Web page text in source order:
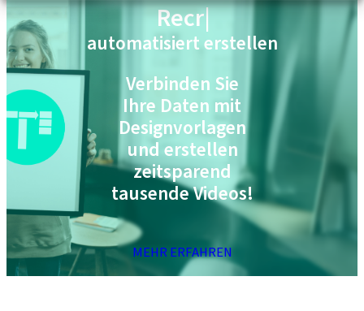
M|
automatisiert erstellen
Verbinden Sie
Ihre Daten mit
Designvorlagen
und erstellen
zeitsparend
tausende Videos!
MEHR ERFAHREN